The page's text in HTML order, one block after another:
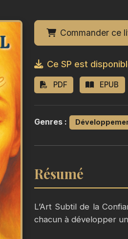
Commander ce
Ce SP est
PDF EPUB
Genres :
Résumé
L’Art Subtil de la
chacun à développer